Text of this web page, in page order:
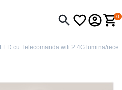
0
cu Telecomanda wifi 2.4G lumina/